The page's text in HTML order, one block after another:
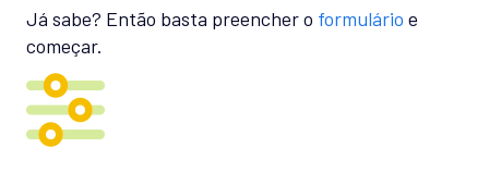
Já sabe? Então basta preencher o formulário e
começar.